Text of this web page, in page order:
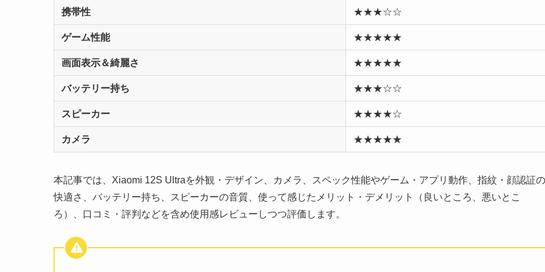
携帯性 ★★★☆☆
ゲーム性能 ★★★★★
画面表示＆綺麗さ ★★★★★
バッテリー持ち ★★★☆☆
スピーカー ★★★★☆
カメラ ★★★★★
本記事では、Xiaomi 12S Ultraを外観・デザイン、カメラ、スペック性能やゲーム・アプリ動作、指紋・顔認証の
快適さ、バッテリー持ち、スピーカーの音質、使って感じたメリット・デメリット（良いところ、悪いとこ
ろ）、口コミ・評判などを含め使用感レビューしつつ評価します。